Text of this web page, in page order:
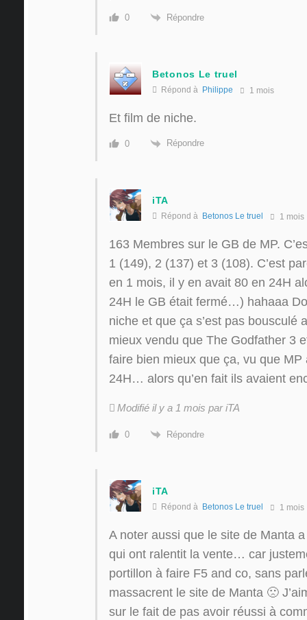
0 Répondre
Betonos Le truel
Répond à Philippe 1 mois
Et film de niche.
0 Répondre
iTA
Répond à Betonos Le truel 1 mois
163 Membres sur le GB de MP.
1 (149), 2 (137) et 3 (108). C’est
en 1 mois, il y en avait 80 en 24H
24H le GB était fermé…) hahaaa
niche et que ça s’est pas bousculé
mieux vendu que The Godfather 3
faire bien mieux que ça, vu que
24H… alors qu’en fait ils avaient
Modifié il y a 1 mois par iTA
0 Répondre
iTA
Répond à Betonos Le truel 1 mois
A noter aussi que le site de Manta
qui ont ralentit la vente… car
portillon à faire F5 and co, sans
massacrent le site de Manta 🙁
sur le fait de pas avoir réussi à